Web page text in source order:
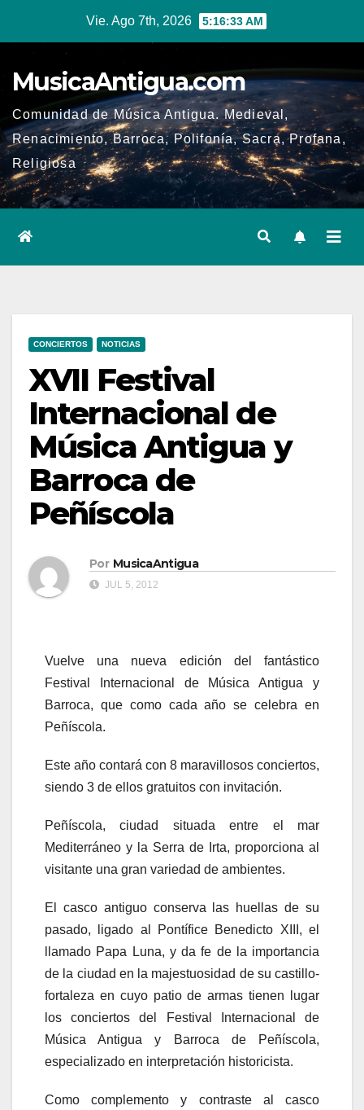
Vie. Ago 7th, 2026 5:16:34 AM
MusicaAntigua.com
Comunidad de Música Antigua. Medieval,
Renacimiento, Barroca, Polifonía, Sacra, Profana,
Religiosa
CONCIERTOS NOTICIAS
XVII Festival
Internacional de
Música Antigua y
Barroca de
Peñíscola
Por MusicaAntigua
JUL 5, 2012
Vuelve una nueva edición del fantástico
Festival Internacional de Música Antigua y
Barroca, que como cada año se celebra en
Peñíscola.
Este año contará con 8 maravillosos conciertos,
siendo 3 de ellos gratuitos con invitación.
Peñíscola, ciudad situada entre el mar
Mediterráneo y la Serra de Irta, proporciona al
visitante una gran variedad de ambientes.
El casco antiguo conserva las huellas de su
pasado, ligado al Pontífice Benedicto XIII, el
llamado Papa Luna, y da fe de la importancia
de la ciudad en la majestuosidad de su castillo-
fortaleza en cuyo patio de armas tienen lugar
los conciertos del Festival Internacional de
Música Antigua y Barroca de Peñíscola,
especializado en interpretación historicista.
Como complemento y contraste al casco